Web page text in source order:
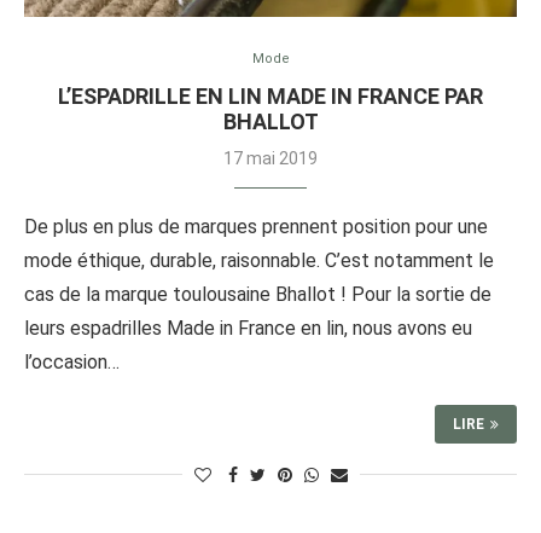
Mode
L’ESPADRILLE EN LIN MADE IN FRANCE PAR
BHALLOT
17 mai 2019
De plus en plus de marques prennent position pour une
mode éthique, durable, raisonnable. C’est notamment le
cas de la marque toulousaine Bhallot ! Pour la sortie de
leurs espadrilles Made in France en lin, nous avons eu
l’occasion…
LIRE